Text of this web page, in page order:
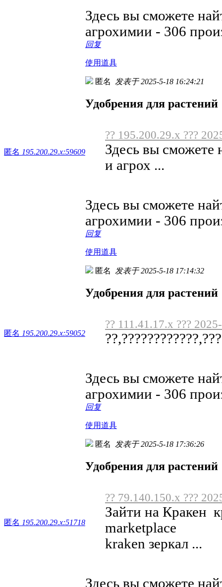
Здесь вы сможете
агрохимии - 306
回复
使用道具
匿名 195.200.29.x:59609
匿名 发表于 2025-5-18 16:24:21
Удобрения для растений
?? 195.200.29.x ???
Здесь вы сможете
и агрох ...
Здесь вы сможете
агрохимии - 306
回复
使用道具
匿名 195.200.29.x:59052
匿名 发表于 2025-5-18 17:14:32
Удобрения для растений
?? 111.41.17.x ???
Здесь вы сможете
агрохимии - 306
回复
使用道具
匿名 195.200.29.x:51718
匿名 发表于 2025-5-18 17:36:26
Удобрения для растений
?? 79.140.150.x ???
Зайти на Кракен
marketplace
kraken зеркал ...
Здесь вы сможете